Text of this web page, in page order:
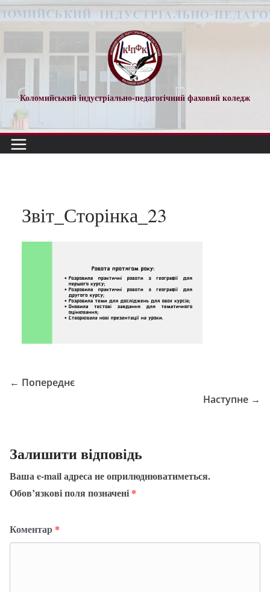
Перейти
до
Коломийський індустріально-педагогічний фаховий коледж
Звіт_Сторінка_23
← Попереднє
Наступне →
Залишити відповідь
Ваша e-mail адреса не оприлюднюватиметься.
Обов’язкові поля позначені *
Коментар *